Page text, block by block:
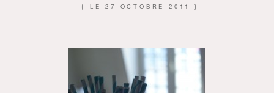
{ LE27 OCTOBRE 2011 }